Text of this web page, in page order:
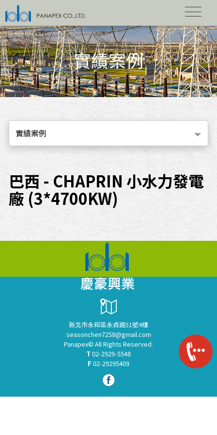
實績案例
實績案例
巴西 - CHAPRIN 小水力發電
廠 (3*4700KW)
新北市永和區永貞路51號4樓
seasonchen7258@gmail.com
Panapex© All Rights Reserved.
T 02-2929-5548
F 02-29295409